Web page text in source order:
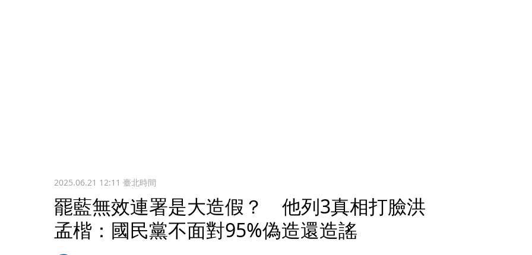
2025.06.21 12:11 臺北時間
罷藍無效連署是大造假？ 他列3真相打臉洪
孟楷：國民黨不面對95%偽造還造謠